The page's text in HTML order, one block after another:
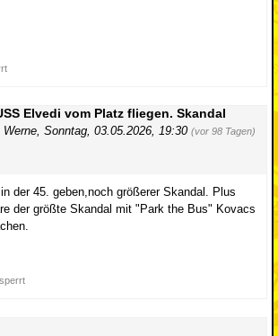
Elvedi vom Platz fliegen. Skandal
Werne Sonntag, 03.05.2026, 19:30 (vor 98 Tagen)
der 45. geben,noch größerer Skandal. Plus
der größte Skandal mit "Park the Bus" Kovacs